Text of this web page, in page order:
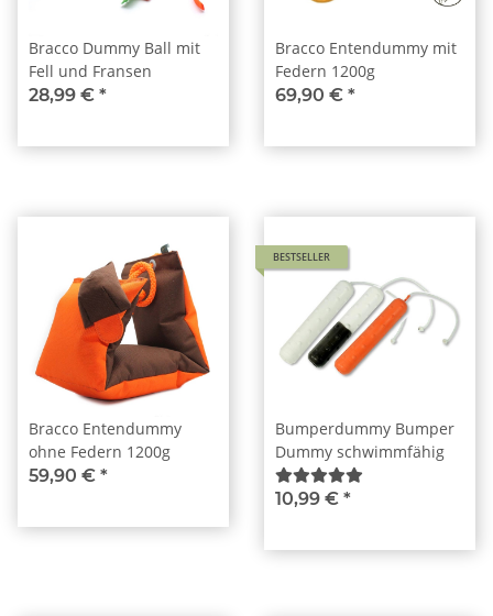
Bracco Dummy Ball mit
Fell und Fransen
28,99 € *
Bracco Entendummy mit
Federn 1200g
69,90 € *
Bracco Entendummy
ohne Federn 1200g
59,90 € *
BESTSELLER
Bumperdummy Bumper
Dummy schwimmfähig
10,99 € *